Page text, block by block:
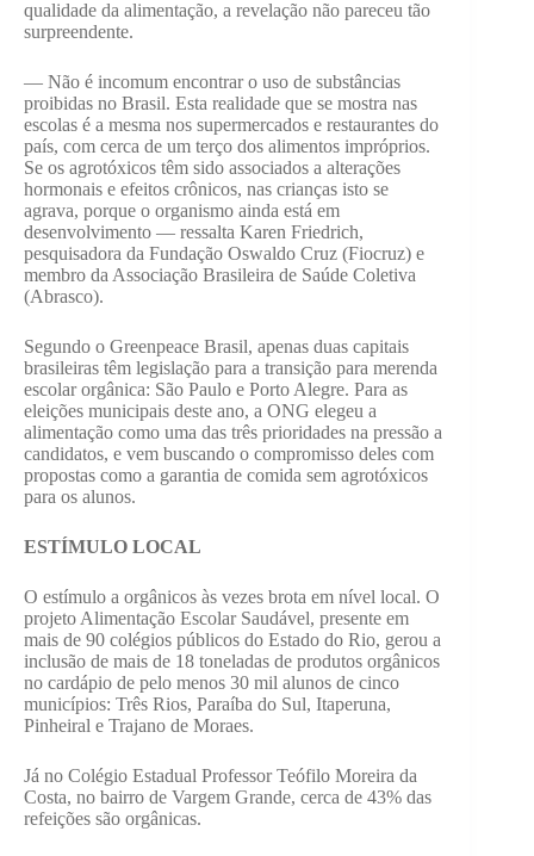
qualidade da alimentação, a revelação não pareceu tão
surpreendente.
— Não é incomum encontrar o uso de substâncias
proibidas no Brasil. Esta realidade que se mostra nas
escolas é a mesma nos supermercados e restaurantes do
país, com cerca de um terço dos alimentos impróprios.
Se os agrotóxicos têm sido associados a alterações
hormonais e efeitos crônicos, nas crianças isto se
agrava, porque o organismo ainda está em
desenvolvimento — ressalta Karen Friedrich,
pesquisadora da Fundação Oswaldo Cruz (Fiocruz) e
membro da Associação Brasileira de Saúde Coletiva
(Abrasco).
Segundo o Greenpeace Brasil, apenas duas capitais
brasileiras têm legislação para a transição para merenda
escolar orgânica: São Paulo e Porto Alegre. Para as
eleições municipais deste ano, a ONG elegeu a
alimentação como uma das três prioridades na pressão a
candidatos, e vem buscando o compromisso deles com
propostas como a garantia de comida sem agrotóxicos
para os alunos.
ESTÍMULO LOCAL
O estímulo a orgânicos às vezes brota em nível local. O
projeto Alimentação Escolar Saudável, presente em
mais de 90 colégios públicos do Estado do Rio, gerou a
inclusão de mais de 18 toneladas de produtos orgânicos
no cardápio de pelo menos 30 mil alunos de cinco
municípios: Três Rios, Paraíba do Sul, Itaperuna,
Pinheiral e Trajano de Moraes.
Já no Colégio Estadual Professor Teófilo Moreira da
Costa, no bairro de Vargem Grande, cerca de 43% das
refeições são orgânicas.